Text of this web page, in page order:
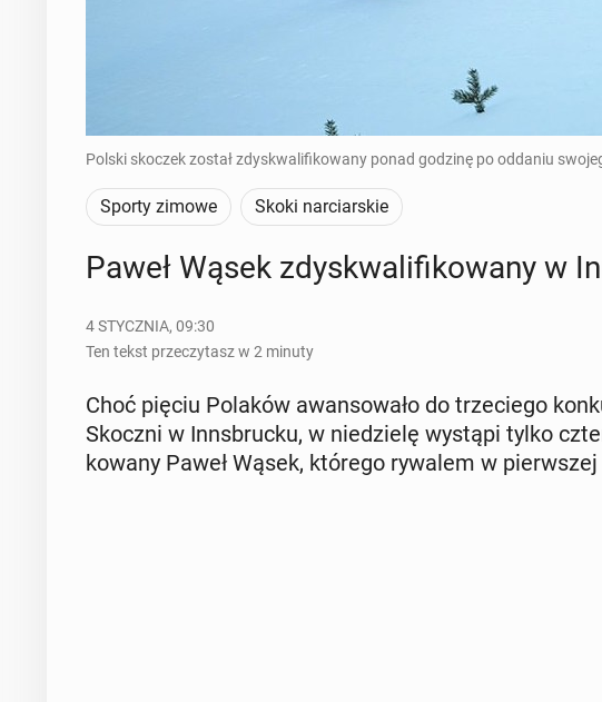
Polski skoczek został zdyskwalifikowany ponad godzinę po oddaniu
Sporty zimowe Skoki narciarskie
Paweł Wąsek zdys­kwa­li­fi­ko­wa­ny w
4 STYCZNIA, 09:30
Ten tekst przeczytasz w 2 minuty
Choć pięciu Polaków awan­so­wa­ło do trze­cie­go
Skoczni w Inns­bruc­ku, w nie­dzie­lę wystąpi tylko
ko­wa­ny Paweł Wąsek, którego rywalem w